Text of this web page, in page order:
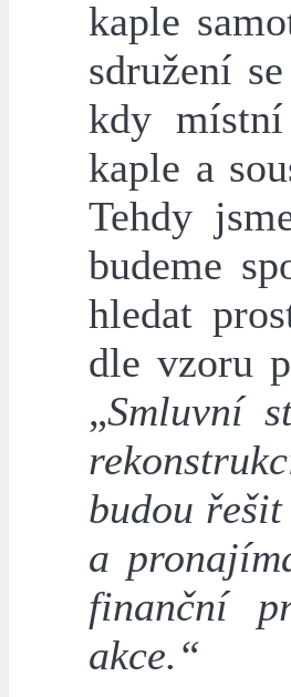
kaple
sdružení
kdy
kaple a
Tehdy
budeme
hledat
dle vzoru
„Smluvní
budou
a
finanční
akce.“